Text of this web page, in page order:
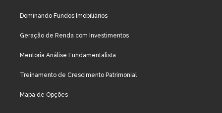
Dominando Fundos Imobiliários
Geração de Renda com Investimentos
Mentoria Análise Fundamentalista
Treinamento de Crescimento Patrimonial
Mapa de Opções